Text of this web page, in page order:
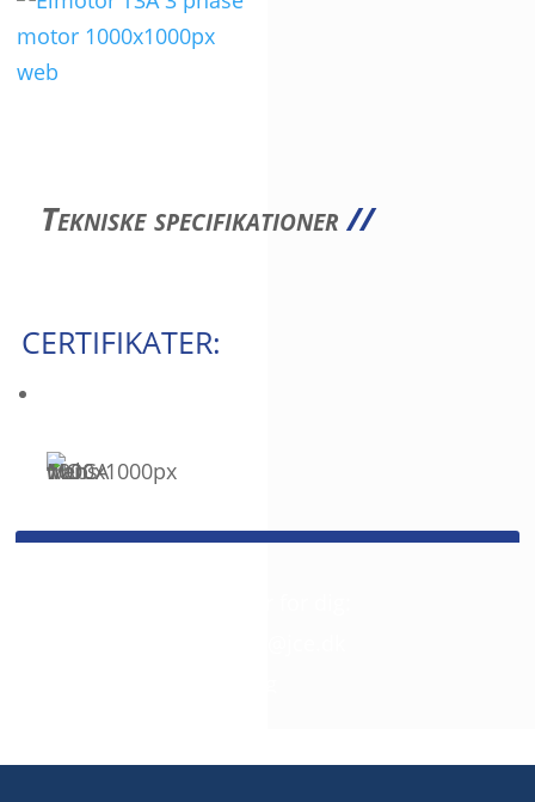
Tekniske specifikationer//
CERTIFIKATER: